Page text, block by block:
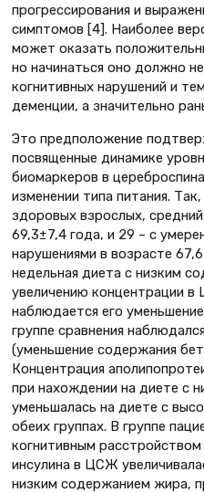
прогрессирования и
симптомов [4]. Наиболее
может оказать
но начинаться оно должно
когнитивных нарушений и
деменции, а значительно
Это предположение
посвященные динамике
биомаркеров в
изменении типа питания.
здоровых взрослых,
69,3±7,4 года, и 29 – с
нарушениями в возрасте
недельная диета с низким
увеличению концентрации
наблюдается его
группе сравнения
(уменьшение содержания
Концентрация
при нахождении на диете с
уменьшалась на диете с
обеих группах. В группе
когнитивным
инсулина в ЦСЖ
низким содержанием жира,